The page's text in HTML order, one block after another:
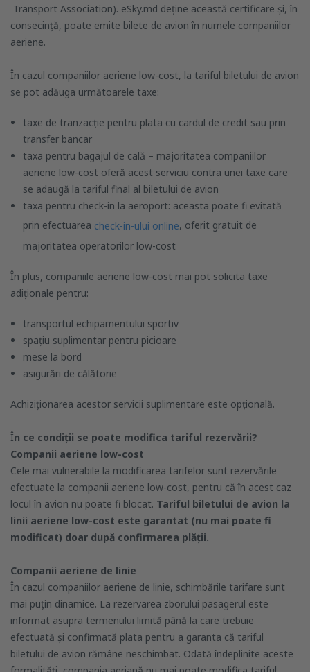
Transport Association). eSky.md deține această certificare și, în
consecință, poate emite bilete de avion în numele companiilor
aeriene.
În cazul companiilor aeriene low-cost, la tariful biletului de avion
se pot adăuga următoarele taxe:
taxe de tranzacție pentru plata cu cardul de credit sau prin
transfer bancar
taxa pentru bagajul de cală – majoritatea companiilor
aeriene low-cost oferă acest serviciu contra unei taxe care
se adaugă la tariful final al biletului de avion
taxa pentru check-in la aeroport: aceasta poate fi evitată
prin efectuarea check-in-ului online, oferit gratuit de
majoritatea operatorilor low-cost
În plus, companiile aeriene low-cost mai pot solicita taxe
adiționale pentru:
transportul echipamentului sportiv
spațiu suplimentar pentru picioare
mese la bord
asigurări de călătorie
Achiziționarea acestor servicii suplimentare este opțională.
În ce condiții se poate modifica tariful rezervării?
Companii aeriene low-cost
Cele mai vulnerabile la modificarea tarifelor sunt rezervările
efectuate la companii aeriene low-cost, pentru că în acest caz
locul în avion nu poate fi blocat. Tariful biletului de avion la
linii aeriene low-cost este garantat (nu mai poate fi
modificat) doar după confirmarea plății.
Companii aeriene de linie
În cazul companiilor aeriene de linie, schimbările tarifare sunt
mai puțin dinamice. La rezervarea zborului pasagerul este
informat asupra termenului limită până la care trebuie
efectuată și confirmată plata pentru a garanta că tariful
biletului de avion rămâne neschimbat. Odată îndeplinite aceste